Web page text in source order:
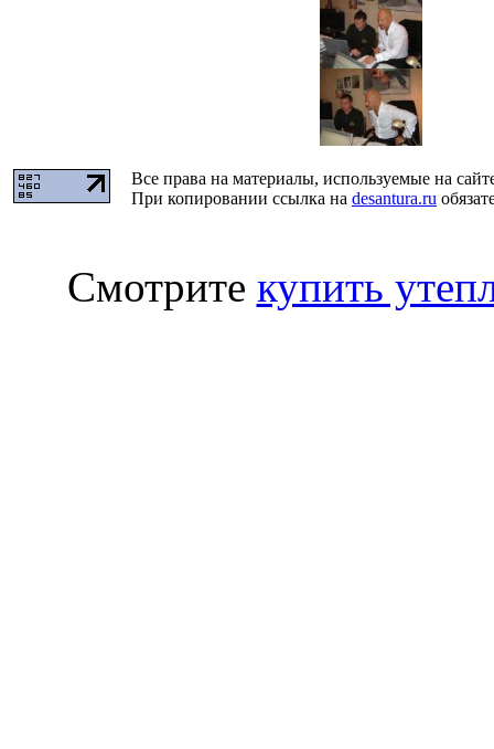
Все права на материалы, используемые на
При копировании ссылка на desantura.ru
Смотрите купить